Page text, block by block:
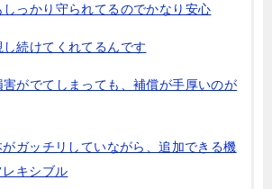
しっかり守られてるのでかなり安心
続けてくれてるんです
がでてしまっても、補償が手厚いのが
がガッチリしていながら、追加できる機
キシブル